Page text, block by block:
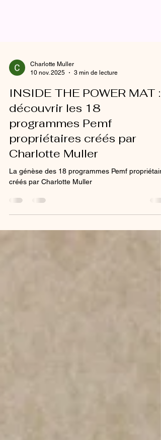
10 nov. 2025
3 min de lecture
INSIDE THE POWER MAT :
découvrir les 18
programmes Pemf
propriétaires créés par
Charlotte Muller
créés par Charlotte Muller